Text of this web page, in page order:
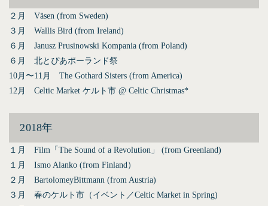
２月 Väsen (from Sweden)
３月 Wallis Bird (from Ireland)
６月 Janusz Prusinowski Kompania (from Poland)
６月 北とぴあポーランド祭
10月〜11月 The Gothard Sisters (from America)
12月 Celtic Market ケルト市 @ Celtic Christmas*
2018年
１月 Film「The Sound of a Revolution」 (from Greenland)
１月 Ismo Alanko (from Finland）
２月 BartolomeyBittmann (from Austria)
３月 春のケルト市（イベント／Celtic Market in Spring)